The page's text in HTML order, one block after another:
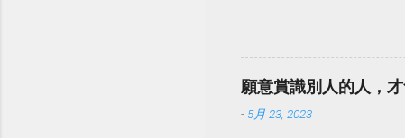
願意賞識別人的人，
- 5月 23, 2023